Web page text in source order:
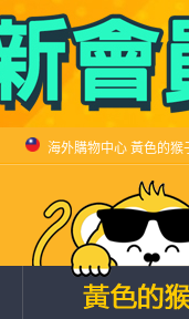
海外購物中心 黃色的猴